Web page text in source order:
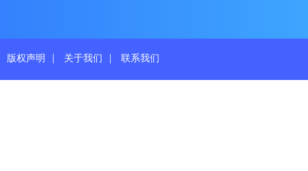
版权声明 | 关于我们 | 联系我们